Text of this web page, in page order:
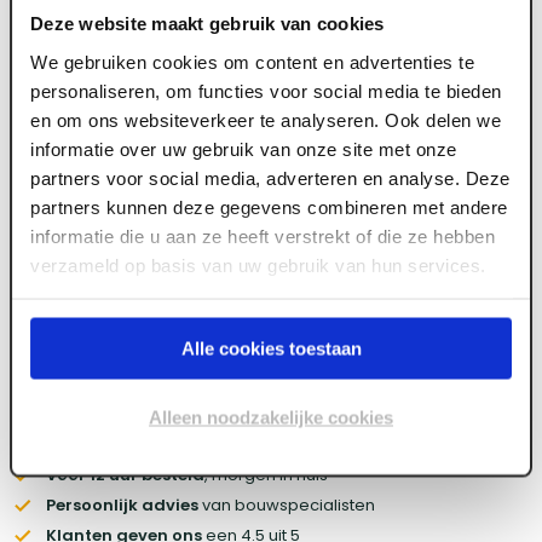
Deze website maakt gebruik van cookies
We gebruiken cookies om content en advertenties te
personaliseren, om functies voor social media te bieden
en om ons websiteverkeer te analyseren. Ook delen we
informatie over uw gebruik van onze site met onze
partners voor social media, adverteren en analyse. Deze
partners kunnen deze gegevens combineren met andere
informatie die u aan ze heeft verstrekt of die ze hebben
verzameld op basis van uw gebruik van hun services.
Alle cookies toestaan
Alleen noodzakelijke cookies
Meld je aan of maak een account aan om toegang
te krijgen tot de prijzen.
Log in voor prijzen
Wil je de scherpste prijs? Meld je aan voor een
Voorraad:800+
Vóór 12 uur besteld, morgen in huis
Persoonlijk adviesvan bouwspecialisten
Klanten geven onseen 4.5 uit 5